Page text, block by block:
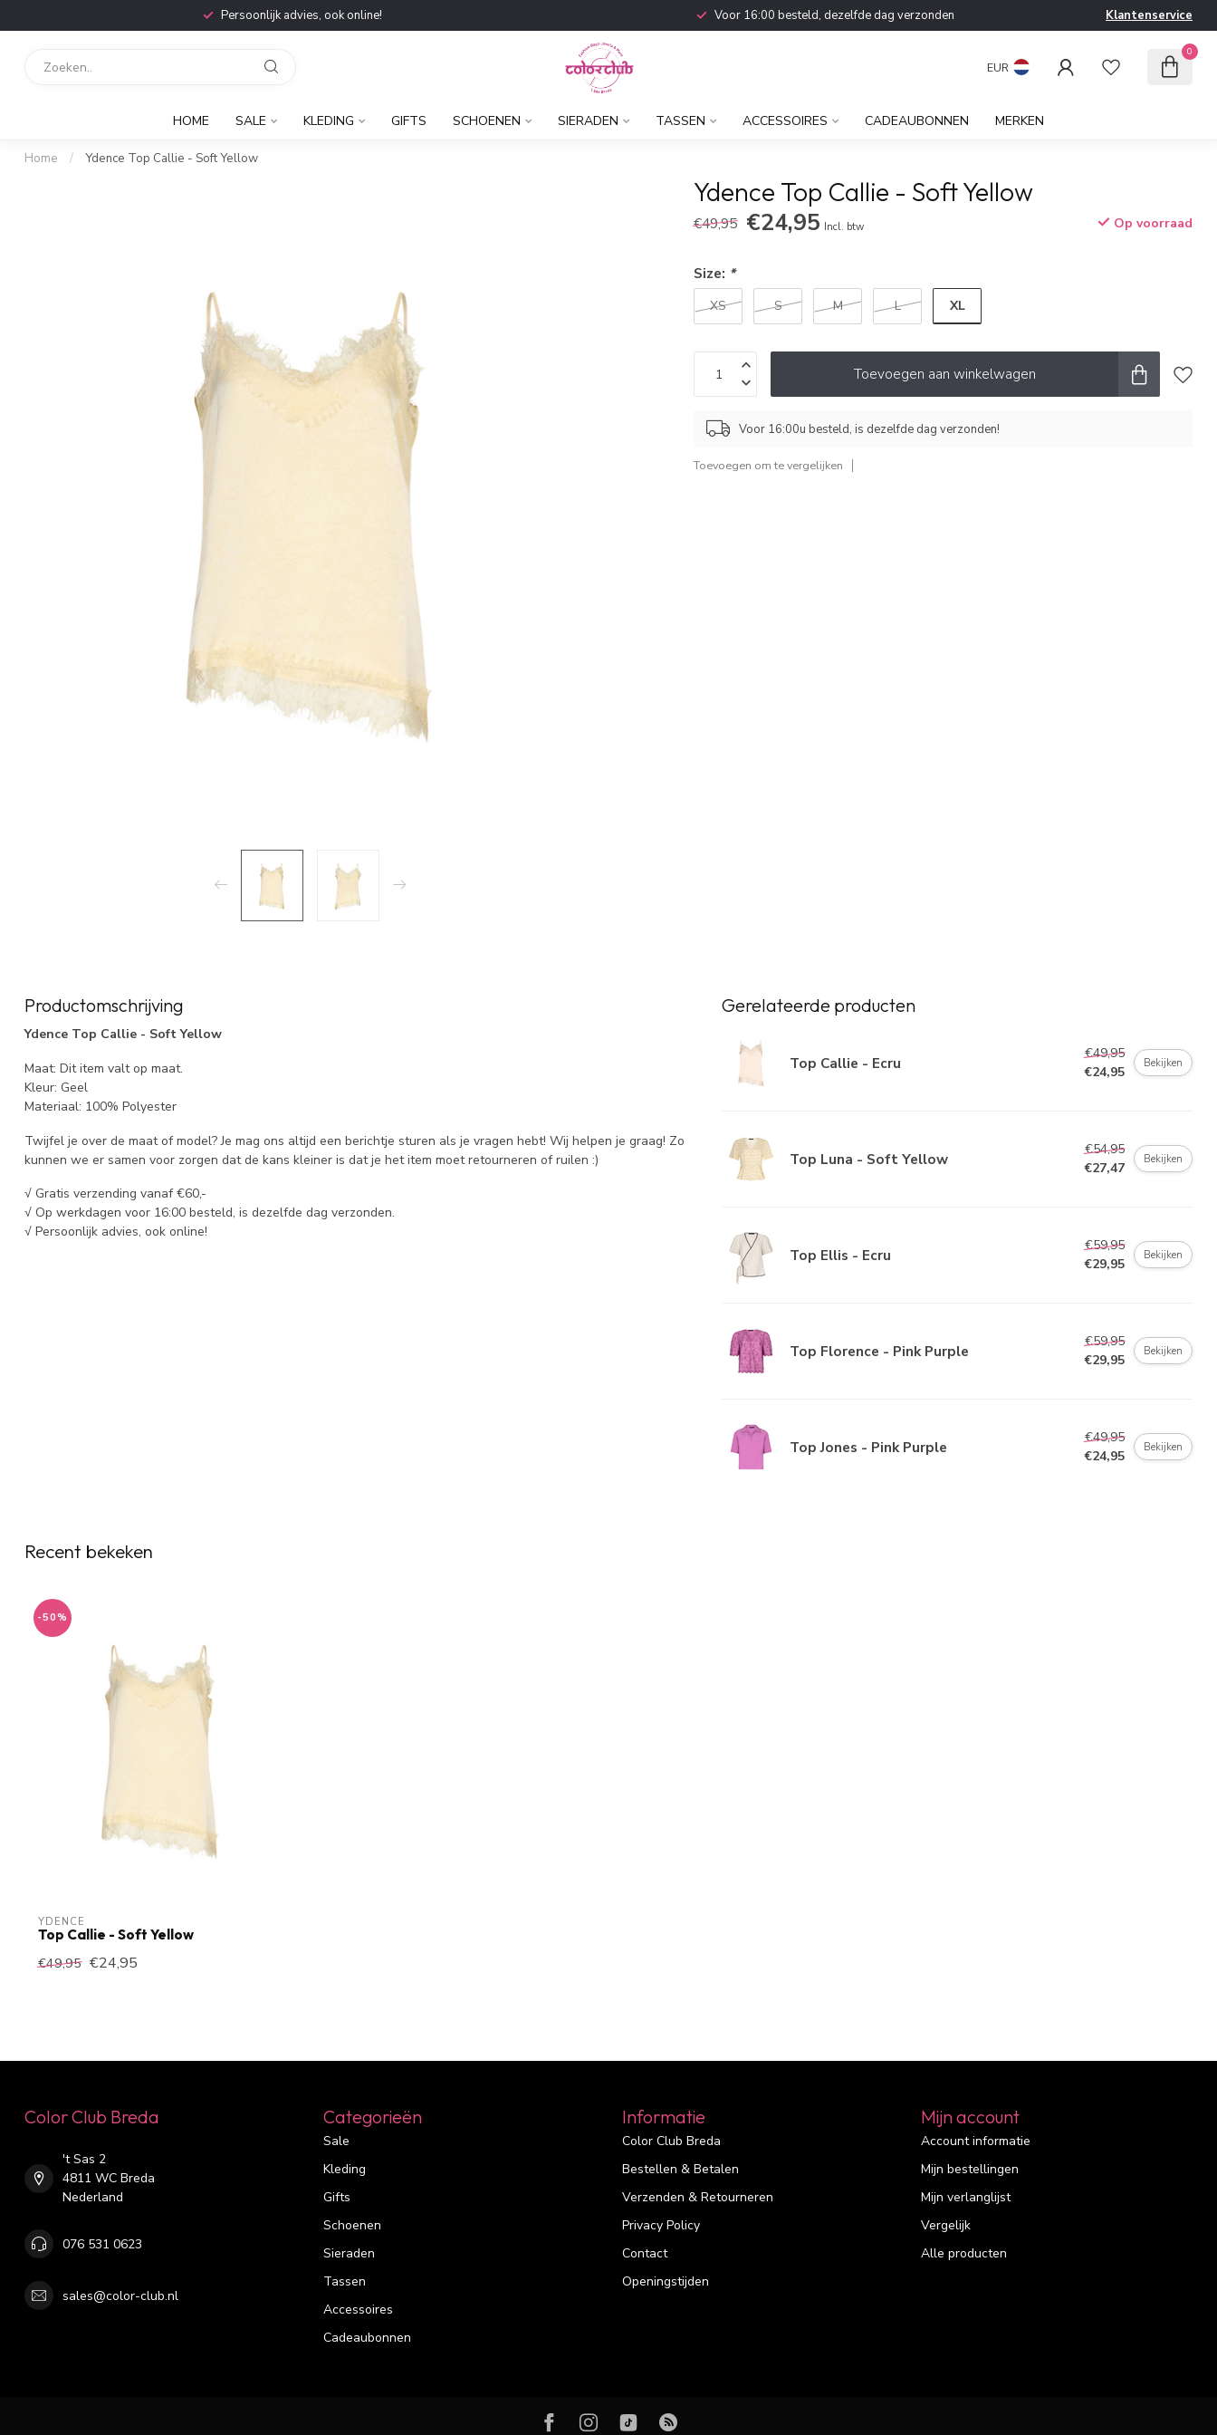
Persoonlijk advies, ook online! Voor 16:00 besteld, dezelfde dag verzonden Klantenservice
EUR
0
HOME SALE KLEDING GIFTS SCHOENEN SIERADEN TASSEN ACCESSOIRES CADEAUBONNEN MERKEN
Home / Ydence Top Callie - Soft Yellow
Ydence Top Callie - Soft Yellow
€49,95 €24,95 Incl. btw Op voorraad
Size: *
XS S M L XL
Toevoegen aan winkelwagen
Voor 16:00u besteld, is dezelfde dag verzonden!
Toevoegen om te vergelijken
Productomschrijving
Ydence Top Callie - Soft Yellow
Maat: Dit item valt op maat.
Kleur: Geel
Materiaal: 100% Polyester
Twijfel je over de maat of model? Je mag ons altijd een berichtje sturen als je vragen hebt! Wij helpen je graag! Zo
kunnen we er samen voor zorgen dat de kans kleiner is dat je het item moet retourneren of ruilen :)
√ Gratis verzending vanaf €60,-
√ Op werkdagen voor 16:00 besteld, is dezelfde dag verzonden.
√ Persoonlijk advies, ook online!
Gerelateerde producten
Top Callie - Ecru
€49,95
€24,95
Bekijken
Top Luna - Soft Yellow
€54,95
€27,47
Bekijken
Top Ellis - Ecru
€59,95
€29,95
Bekijken
Top Florence - Pink Purple
€59,95
€29,95
Bekijken
Top Jones - Pink Purple
€49,95
€24,95
Bekijken
Recent bekeken
-50%
YDENCE
Top Callie - Soft Yellow
€49,95 €24,95
Color Club Breda
't Sas 2
4811 WC Breda
Nederland
076 531 0623
sales@color-club.nl
Categorieën
Sale
Kleding
Gifts
Schoenen
Sieraden
Tassen
Accessoires
Cadeaubonnen
Informatie
Color Club Breda
Bestellen & Betalen
Verzenden & Retourneren
Privacy Policy
Contact
Openingstijden
Mijn account
Account informatie
Mijn bestellingen
Mijn verlanglijst
Vergelijk
Alle producten